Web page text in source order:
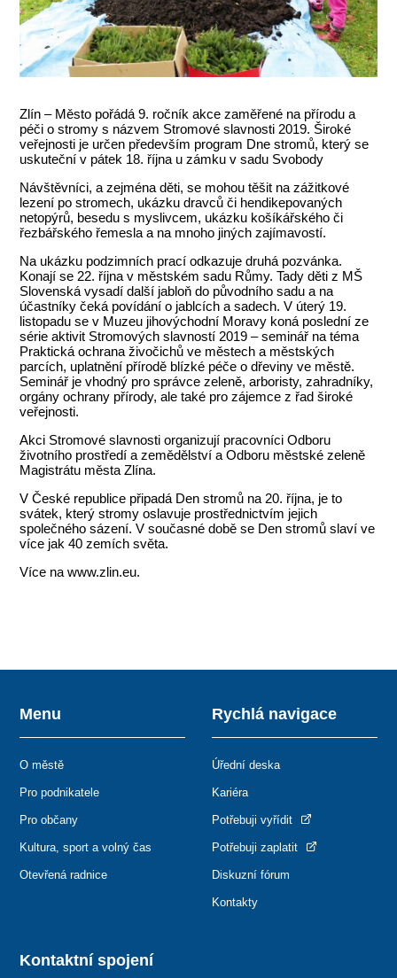
Zlín – Město pořádá 9. ročník akce zaměřené na přírodu a
péči o stromy s názvem Stromové slavnosti 2019. Široké
veřejnosti je určen především program Dne stromů, který se
uskuteční v pátek 18. října u zámku v sadu Svobody
Návštěvníci, a zejména děti, se mohou těšit na zážitkové
lezení po stromech, ukázku dravců či hendikepovaných
netopýrů, besedu s myslivcem, ukázku košíkářského či
řezbářského řemesla a na mnoho jiných zajímavostí.
Na ukázku podzimních prací odkazuje druhá pozvánka.
Konají se 22. října v městském sadu Růmy. Tady děti z MŠ
Slovenská vysadí další jabloň do původního sadu a na
účastníky čeká povídání o jablcích a sadech. V úterý 19.
listopadu se v Muzeu jihovýchodní Moravy koná poslední ze
série aktivit Stromových slavností 2019 – seminář na téma
Praktická ochrana živočichů ve městech a městských
parcích, uplatnění přírodě blízké péče o dřeviny ve městě.
Seminář je vhodný pro správce zeleně, arboristy, zahradníky,
orgány ochrany přírody, ale také pro zájemce z řad široké
veřejnosti.
Akci Stromové slavnosti organizují pracovníci Odboru
životního prostředí a zemědělství a Odboru městské zeleně
Magistrátu města Zlína.
V České republice připadá Den stromů na 20. října, je to
svátek, který stromy oslavuje prostřednictvím jejich
společného sázení. V současné době se Den stromů slaví ve
více jak 40 zemích světa.
Více na www.zlin.eu.
Kontaktní spojení
Menu
O městě
Pro podnikatele
Pro občany
Kultura, sport a volný čas
Otevřená radnice
Rychlá navigace
Úřední deska
Kariéra
Potřebuji vyřídit
Potřebuji zaplatit
Diskuzní fórum
Kontakty